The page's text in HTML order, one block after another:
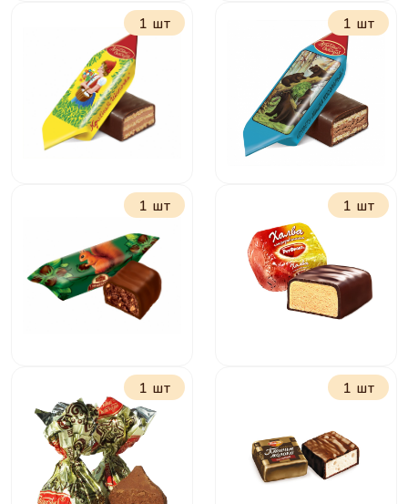
Беби Фокс с
молочной
начинкой
Алёнка
1 шт
Красная шапочка
1 шт
Мишка косолапый
1 шт
Белочка
Бабаевская
1 шт
Халва в шоколаде
Рот Фронт
1 шт 1 шт